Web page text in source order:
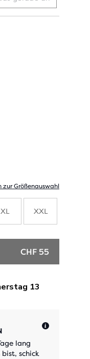
zur Größenauswahl
XL XXL
CHF 55
lang
schick